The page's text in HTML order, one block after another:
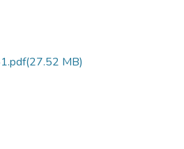
(27.52 MB)